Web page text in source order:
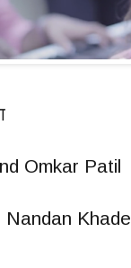
Omkar Patil
Khade